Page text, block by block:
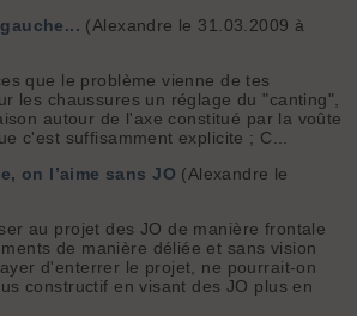
(Alexandre le 31.03.2009 à
que le problème vienne de tes
les chaussures un réglage du "canting",
autour de l'axe constitué par la voûte
c'est suffisamment explicite ; C...
on l’aime sans JO (Alexandre le
au projet des JO de manière frontale
de manière déliée et sans vision
d'enterrer le projet, ne pourrait-on
constructif en visant des JO plus en